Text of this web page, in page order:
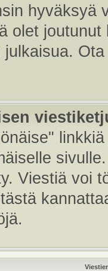
hyväksyä
olet
Viestiä voi